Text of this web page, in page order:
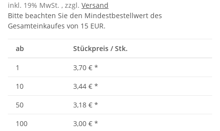
inkl. 19% MwSt. , zzgl. Versand
Bitte beachten Sie den Mindestbestellwert des
Gesamteinkaufes von 15 EUR.
ab Stückpreis / Stk.
1 3,70 € *
10
3,44 € *
50
3,18 € *
100
3,00 € *